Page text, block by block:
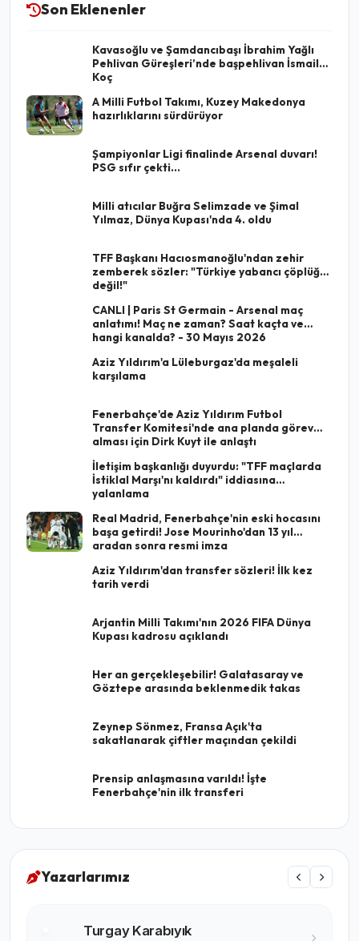
Son Eklenenler
Kavasoğlu ve Şamdancıbaşı İbrahim Yağlı
Pehlivan Güreşleri’nde başpehlivan İsmail
Koç
A Milli Futbol Takımı, Kuzey Makedonya
hazırlıklarını sürdürüyor
Şampiyonlar Ligi finalinde Arsenal duvarı!
PSG sıfır çekti...
Milli atıcılar Buğra Selimzade ve Şimal
Yılmaz, Dünya Kupası'nda 4. oldu
TFF Başkanı Hacıosmanoğlu'ndan zehir
zemberek sözler: "Türkiye yabancı çöplüğü
değil!"
CANLI | Paris St Germain - Arsenal maç
anlatımı! Maç ne zaman? Saat kaçta ve
hangi kanalda? - 30 Mayıs 2026
Aziz Yıldırım'a Lüleburgaz'da meşaleli
karşılama
Fenerbahçe'de Aziz Yıldırım Futbol
Transfer Komitesi'nde ana planda görev
alması için Dirk Kuyt ile anlaştı
İletişim başkanlığı duyurdu: "TFF maçlarda
İstiklal Marşı'nı kaldırdı" iddiasına
yalanlama
Real Madrid, Fenerbahçe'nin eski hocasını
başa getirdi! Jose Mourinho'dan 13 yıl
aradan sonra resmi imza
Aziz Yıldırım'dan transfer sözleri! İlk kez
tarih verdi
Arjantin Milli Takımı'nın 2026 FIFA Dünya
Kupası kadrosu açıklandı
Her an gerçekleşebilir! Galatasaray ve
Göztepe arasında beklenmedik takas
Zeynep Sönmez, Fransa Açık'ta
sakatlanarak çiftler maçından çekildi
Prensip anlaşmasına varıldı! İşte
Fenerbahçe'nin ilk transferi
Yazarlarımız
Turgay Karabıyık